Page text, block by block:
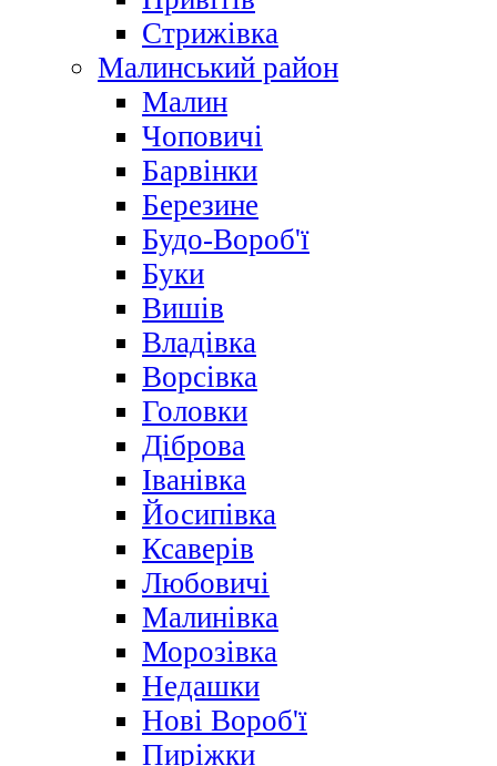
Стрижівка
Малинський район
Малин
Чоповичі
Барвінки
Березине
Будо-Вороб'ї
Буки
Вишів
Владівка
Ворсівка
Головки
Діброва
Іванівка
Йосипівка
Ксаверів
Любовичі
Малинівка
Морозівка
Недашки
Нові Вороб'ї
Пиріжки